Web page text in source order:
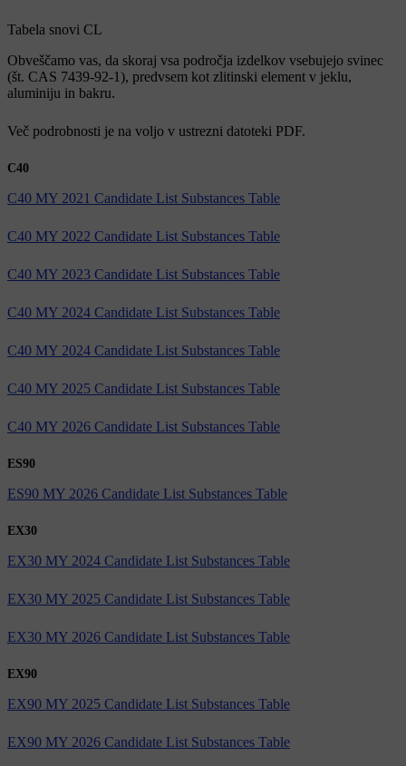
Tabela snovi CL
Obveščamo vas, da skoraj vsa področja izdelkov vsebujejo svinec
(št. CAS 7439-92-1), predvsem kot zlitinski element v jeklu,
aluminiju in bakru.
Več podrobnosti je na voljo v ustrezni datoteki PDF.
C40
C40 MY 2021 Candidate List Substances Table
C40 MY 2022 Candidate List Substances Table
C40 MY 2023 Candidate List Substances Table
C40 MY 2024 Candidate List Substances Table
C40 MY 2024 Candidate List Substances Table
C40 MY 2025 Candidate List Substances Table
C40 MY 2026 Candidate List Substances Table
ES90
ES90 MY 2026 Candidate List Substances Table
EX30
EX30 MY 2024 Candidate List Substances Table
EX30 MY 2025 Candidate List Substances Table
EX30 MY 2026 Candidate List Substances Table
EX90
EX90 MY 2025 Candidate List Substances Table
EX90 MY 2026 Candidate List Substances Table